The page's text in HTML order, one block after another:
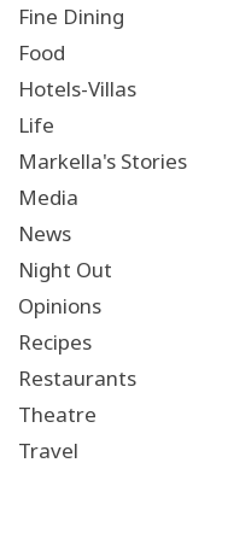
Fine Dining
Food
Hotels-Villas
Life
Markella's Stories
Media
News
Night Out
Opinions
Recipes
Restaurants
Theatre
Travel